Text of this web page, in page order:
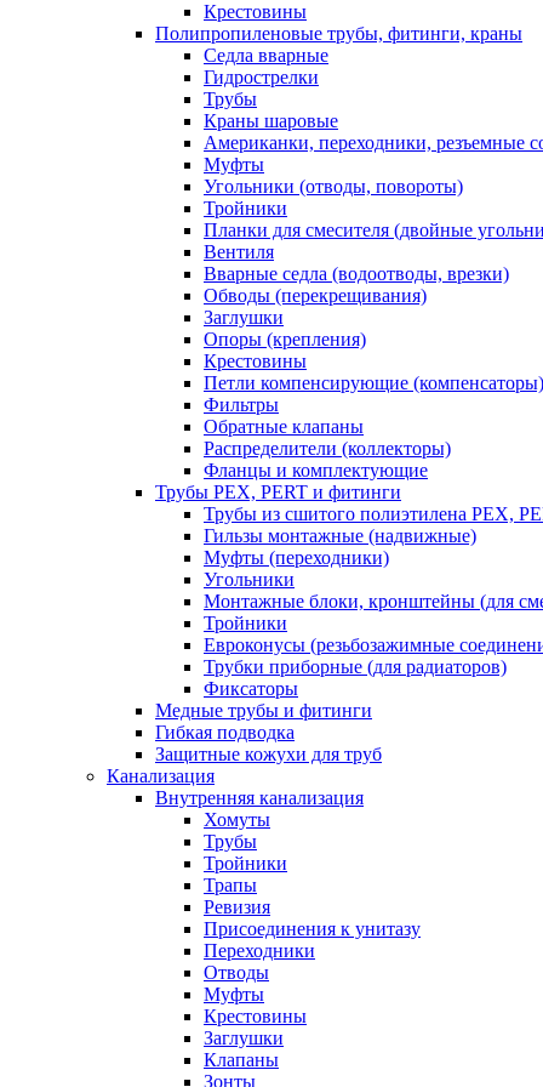
Крестовины
Полипропиленовые трубы, фитинги, краны
Седла вварные
Гидрострелки
Трубы
Краны шаровые
Американки, переходники, резъемные
Муфты
Угольники (отводы, повороты)
Тройники
Планки для смесителя (двойные
Вентиля
Вварные седла (водоотводы, врезки)
Обводы (перекрещивания)
Заглушки
Опоры (крепления)
Крестовины
Петли компенсирующие (компенсаторы)
Фильтры
Обратные клапаны
Распределители (коллекторы)
Фланцы и комплектующие
Трубы PEX, PERT и фитинги
Трубы из сшитого полиэтилена PEX,
Гильзы монтажные (надвижные)
Муфты (переходники)
Угольники
Монтажные блоки, кронштейны (для
Тройники
Евроконусы (резьбозажимные
Трубки приборные (для радиаторов)
Фиксаторы
Медные трубы и фитинги
Гибкая подводка
Защитные кожухи для труб
Канализация
Внутренняя канализация
Хомуты
Трубы
Тройники
Трапы
Ревизия
Присоединения к унитазу
Переходники
Отводы
Муфты
Крестовины
Заглушки
Клапаны
Зонты